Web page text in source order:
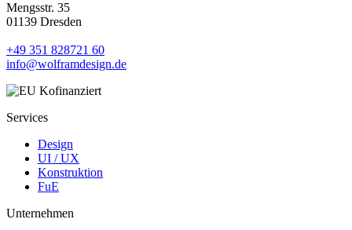
Mengsstr. 35
01139 Dresden
+49 351 828721 60
info@wolframdesign.de
Services
Design
UI / UX
Konstruktion
FuE
Unternehmen